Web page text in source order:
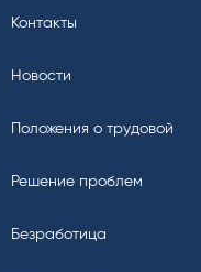
Контакты
Новости
Положения о трудовой
Решение проблем
Безработица